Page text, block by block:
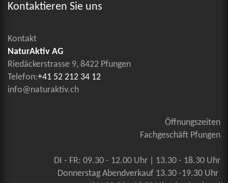
Kontaktieren Sie uns
Kontakt
NaturAktiv AG
Riedäckerstrasse 9, 8422 Pfungen
Telefon:+41 52 212 34 12
info@naturaktiv.ch
Öffnungszeiten
Fachgeschäft Pfungen
DI - FR: 09.30 - 12.00 Uhr | 13.30 - 18.30 Uhr
Donnerstag Abendverkauf 13.30 -19.30 Uhr